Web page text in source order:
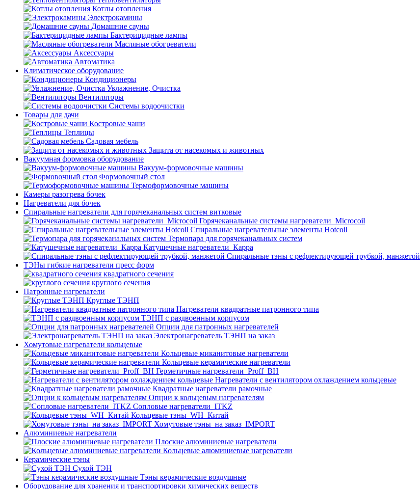
Котлы отопления
Электрокамины
Домашние сауны
Бактерицидные лампы
Масляные обогреватели
Аксессуары
Автоматика
Климатическое оборудование
Кондиционеры
Увлажнение, Очистка
Вентиляторы
Системы водоочистки
Товары для дачи
Костровые чаши
Теплицы
Садовая мебель
Защита от насекомых и животных
Вакуумная формовка оборудование
Вакуум-формовочные машины
Формовочный стол
Термоформовочные машины
Камеры разогрева бочек
Нагреватели для бочек
Спиральные нагреватели для горячеканальных систем витковые
Горячеканальные системы нагреватели_Microcoil
Спиральные нагревательные элементы Hotcoil
Термопара для горячеканальных систем
Катушечные нагреватели_Карра
Спиральные тэны с рефлектирующей трубкой, манжетой
ТЭНы гибкие нагреватели пресс форм
квадратного сечения
круглого сечения
Патронные нагреватели
Круглые ТЭНП
Нагреватели квадратные патронного типа
ТЭНП с раздвоенным корпусом
Опции для патронных нагревателей
Электронагреватель ТЭНП на заказ
Хомутовые нагреватели кольцевые
Кольцевые миканитовые нагреватели
Кольцевые керамические нагреватели
Герметичные нагреватели_Proff_BH
Нагреватели с вентилятором охлаждением кольцевые
Квадратные нагреватели рамочные
Опции к кольцевым нагревателям
Cопловые нагреватели_ITKZ
Кольцевые тэны_WH_Китай
Хомутовые тэны_на заказ_IMPORT
Алюминиевые нагреватели
Плоские алюминиевые нагреватели
Кольцевые алюминиевые нагреватели
Керамические тэны
Сухой ТЭН
Тэны керамические воздушные
Оборудование для хранения и транспортировки химических веществ